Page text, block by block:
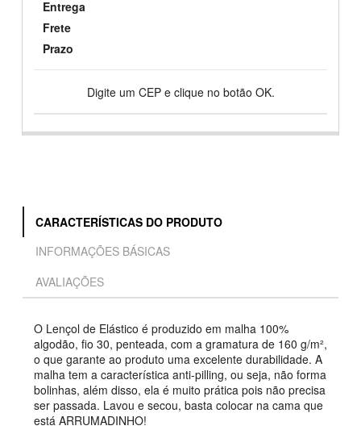
Entrega
Frete
Prazo
Digite um CEP e clique no botão OK.
CARACTERÍSTICAS DO PRODUTO
INFORMAÇÕES BÁSICAS
AVALIAÇÕES
O Lençol de Elástico é produzido em malha 100%
algodão, fio 30, penteada, com a gramatura de 160 g/m²,
o que garante ao produto uma excelente durabilidade. A
malha tem a característica anti-pilling, ou seja, não forma
bolinhas, além disso, ela é muito prática pois não precisa
ser passada. Lavou e secou, basta colocar na cama que
está ARRUMADINHO!